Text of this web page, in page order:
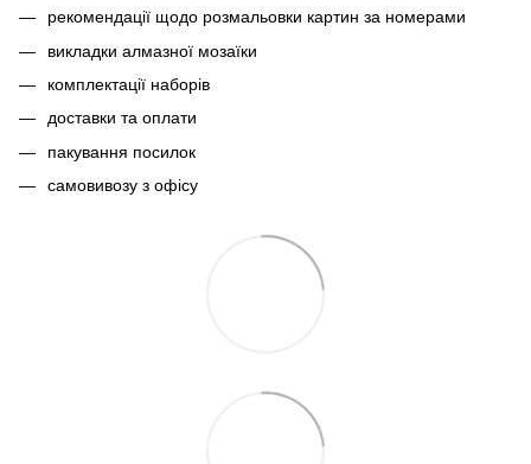
рекомендації щодо розмальовки картин за номерами
викладки алмазної мозаїки
комплектації наборів
доставки та оплати
пакування посилок
самовивозу з офісу